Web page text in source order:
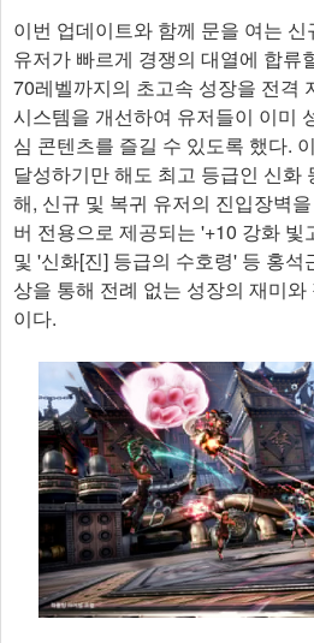
이번 업데이트와 함께 문을 여는 신
유저가 빠르게 경쟁의 대열에 합류
70레벨까지의 초고속 성장을 전격
시스템을 개선하여 유저들이 이미
심 콘텐츠를 즐길 수 있도록 했다.
달성하기만 해도 최고 등급인 신화
해, 신규 및 복귀 유저의 진입장벽
버 전용으로 제공되는 '+10 강화
및 '신화[진] 등급의 수호령' 등 홍
상을 통해 전례 없는 성장의 재미
이다.